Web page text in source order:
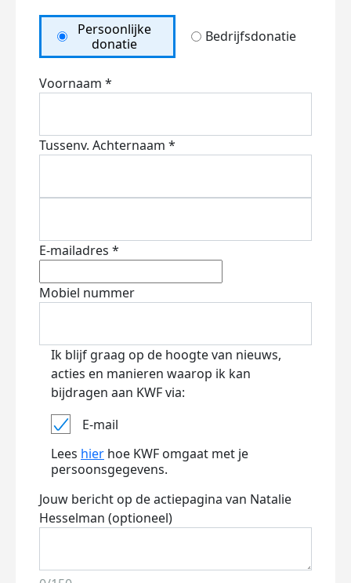
Persoonlijke
donatie
Bedrijfsdonatie
Voornaam *
Tussenv. Achternaam *
E-mailadres *
Mobiel nummer
Ik blijf graag op de hoogte van nieuws,
acties en manieren waarop ik kan
bijdragen aan KWF via:
E-mail
Lees hier hoe KWF omgaat met je
persoonsgegevens.
Jouw bericht op de actiepagina van Natalie
Hesselman (optioneel)